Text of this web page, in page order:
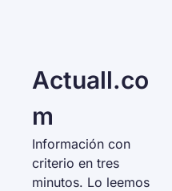
Actuall.co
m
Información con
criterio en tres
minutos. Lo leemos